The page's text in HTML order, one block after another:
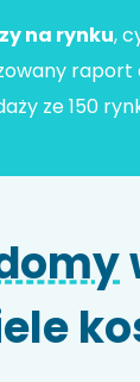
na rynku,
raport
ze 150